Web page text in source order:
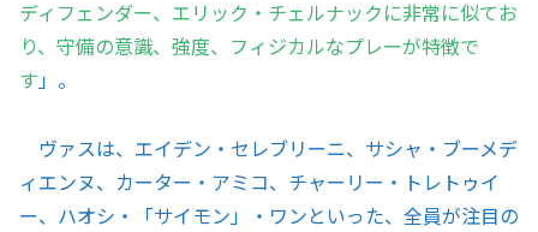
ディフェンダー、エリック・チェルナックに非常に似てお
り、守備の意識、強度、フィジカルなプレーが特徴で
す 」。
ヴァスは、エイデン・セレブリーニ、サシャ・ブーメデ
ィエンヌ、カーター・アミコ、チャーリー・トレトゥイ
ー、ハオシ・「サイモン」・ワンといった、全員が注目の